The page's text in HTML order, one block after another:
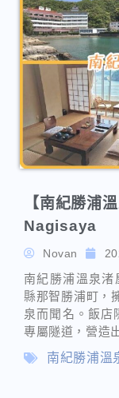
【南紀勝浦
Nagisaya
Novan
南紀勝浦溫泉渚
縣那智勝浦町，
專屬隧道，營造
南紀勝浦溫